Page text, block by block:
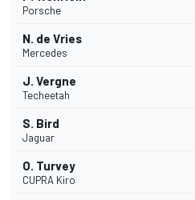
Porsche
N. de Vries
Mercedes
J. Vergne
Techeetah
S. Bird
Jaguar
O. Turvey
CUPRA Kiro